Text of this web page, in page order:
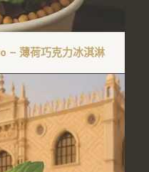
– 薄荷巧克力冰淇淋